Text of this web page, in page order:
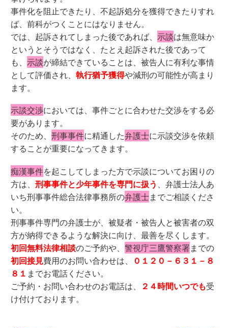
事件化を阻止できたり、不起訴処分を獲得できたりすれ
ば、前科がつくことにはなりません。
では、起訴されてしまった後であれば、示談は無意味か
というとそうではなく、たとえ起訴された後であって
も、示談が締結できていることは、被告人に有利な事情
として評価され、執行猶予獲得や減刑の可能性が高まり
ます。
示談交渉においては、事件ごとに合わせた交渉をする必
要があります。
そのため、刑事事件に精通した弁護士に示談交渉を依頼
することが重要になってきます。
痴漢事件を起こしてしまった方で示談についてお困りの
方は、刑事事件と少年事件を専門に扱う
、弁護士法人あ
いち刑事事件総合法律事務所の弁護士までご相談くださ
い。
刑事事件専門の弁護士が、被疑者・被告人と被害者の双
方が納得できるような解決に向け、最善を尽くします。
初回無料法律相談のご予約や、警視庁三鷹警察署までの
初回接見費用のお問い合わせは、
０１２０－６３１－８
８１ までお電話ください。
ご予約・お問い合わせのお電話は、
２４時間いつでも受
け付けております。